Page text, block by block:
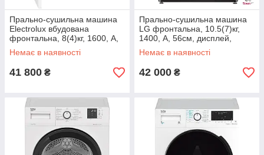
Прально-сушильна машина
Electrolux вбудована
фронтальна, 8(4)кг, 1600, А,
54см, дисплей, пара,
інвертор, білий
Немає в наявності
41 800 ₴
Прально-сушильна машина
LG фронтальна, 10.5(7)кг,
1400, А, 56см, дисплей,
пара, інвертор, чорний
Немає в наявності
42 000 ₴